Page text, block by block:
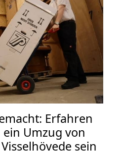
Erfahren
ein Umzug von
sein